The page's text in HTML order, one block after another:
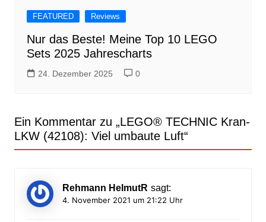
FEATURED Reviews
Nur das Beste! Meine Top 10 LEGO
Sets 2025 Jahrescharts
24. Dezember 2025 0
Ein Kommentar zu „LEGO® TECHNIC Kran-
LKW (42108): Viel umbaute Luft“
Rehmann HelmutR sagt:
4. November 2021 um 21:22 Uhr